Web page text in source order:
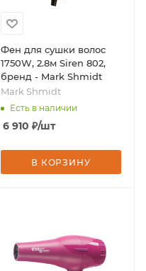
Фен для сушки волос
1750W, 2.8м Siren 802,
бренд - Mark Shmidt
Mark Shmidt
Есть в наличии
6 910 ₽/шт
В КОРЗИНУ